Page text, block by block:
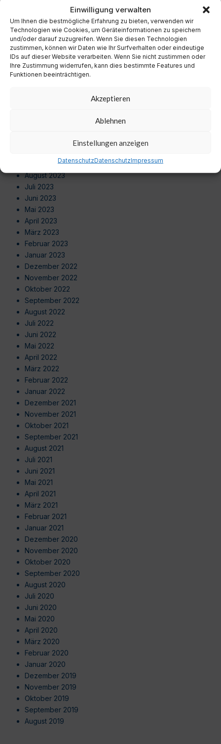
Einwilligung verwalten
Um Ihnen die bestmögliche Erfahrung zu bieten, verwenden wir
Technologien wie Cookies, um Geräteinformationen zu speichern
und/oder darauf zuzugreifen. Wenn Sie diesen Technologien
zustimmen, können wir Daten wie Ihr Surfverhalten oder eindeutige
IDs auf dieser Website verarbeiten. Wenn Sie nicht zustimmen oder
Ihre Zustimmung widerrufen, kann dies bestimmte Features und
Funktionen beeinträchtigen.
Akzeptieren
Ablehnen
Einstellungen anzeigen
DatenschutzDatenschutzImpressum
September 2024
August 2024
Juli 2024
Juni 2024
Mai 2024
November 2023
September 2023
August 2023
Juli 2023
Juni 2023
Mai 2023
April 2023
März 2023
Februar 2023
Januar 2023
Dezember 2022
November 2022
Oktober 2022
September 2022
August 2022
Juli 2022
Juni 2022
Mai 2022
April 2022
März 2022
Februar 2022
Januar 2022
Dezember 2021
November 2021
Oktober 2021
September 2021
August 2021
Juli 2021
Juni 2021
Mai 2021
April 2021
März 2021
Februar 2021
Januar 2021
Dezember 2020
November 2020
Oktober 2020
September 2020
August 2020
Juli 2020
Juni 2020
Mai 2020
April 2020
März 2020
Februar 2020
Januar 2020
Dezember 2019
November 2019
Oktober 2019
September 2019
August 2019